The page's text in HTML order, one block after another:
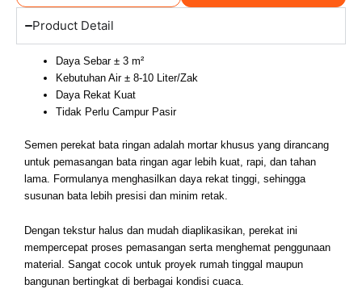
Product Detail
Daya Sebar ± 3 m²
Kebutuhan Air ± 8-10 Liter/Zak
Daya Rekat Kuat
Tidak Perlu Campur Pasir
Semen perekat bata ringan adalah mortar khusus yang dirancang
untuk pemasangan bata ringan agar lebih kuat, rapi, dan tahan
lama. Formulanya menghasilkan daya rekat tinggi, sehingga
susunan bata lebih presisi dan minim retak.
Dengan tekstur halus dan mudah diaplikasikan, perekat ini
mempercepat proses pemasangan serta menghemat penggunaan
material. Sangat cocok untuk proyek rumah tinggal maupun
bangunan bertingkat di berbagai kondisi cuaca.